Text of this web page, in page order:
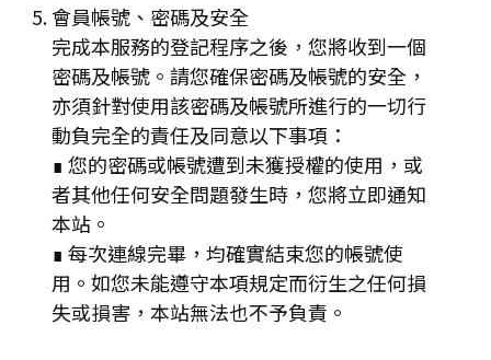
會員帳號、密碼及安全
完成本服務的登記程序之後，您將收到一個
密碼及帳號。請您確保密碼及帳號的安全，
亦須針對使用該密碼及帳號所進行的一切行
動負完全的責任及同意以下事項：
∎ 您的密碼或帳號遭到未獲授權的使用，或
者其他任何安全問題發生時，您將立即通知
本站。
∎ 每次連線完畢，均確實結束您的帳號使
用。如您未能遵守本項規定而衍生之任何損
失或損害，本站無法也不予負責。